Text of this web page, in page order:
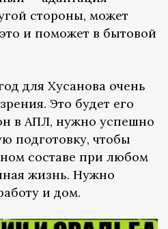
стороны, может
и поможет в бытовой
для Хусанова очень
Это будет его
в АПЛ, нужно успешно
подготовку, чтобы
составе при любом
жизнь. Нужно
и дом.